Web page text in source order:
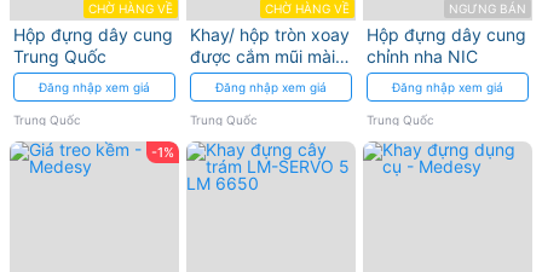
CHỜ HÀNG VỀ
Hộp đựng dây cung
Trung Quốc
Đăng nhập xem giá
Trung Quốc
CHỜ HÀNG VỀ
Khay/ hộp tròn xoay
được cắm mũi mài
hoặc cọ, dụng cụ
Đăng nhập xem giá
Trung Quốc
NGƯNG BÁN
Hộp đựng dây cung
chỉnh nha NIC
Đăng nhập xem giá
Trung Quốc
-1%